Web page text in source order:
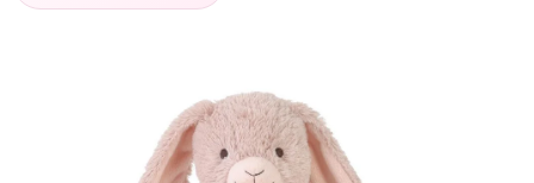
produktu